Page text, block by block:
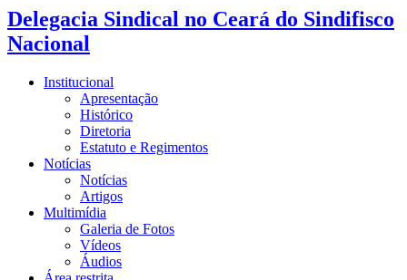
Delegacia Sindical no Ceará do Sindifisco
Nacional
Institucional
Apresentação
Histórico
Diretoria
Estatuto e Regimentos
Notícias
Notícias
Artigos
Multimídia
Galeria de Fotos
Vídeos
Áudios